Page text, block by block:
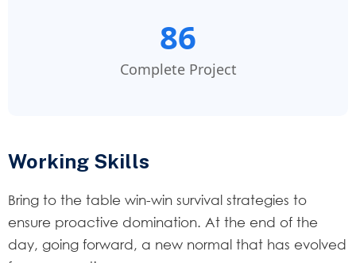
86
Complete Project
Working Skills
Bring to the table win-win survival strategies to
ensure proactive domination. At the end of the
day, going forward, a new normal that has evolved